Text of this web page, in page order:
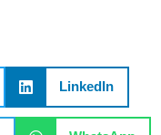
LinkedIn